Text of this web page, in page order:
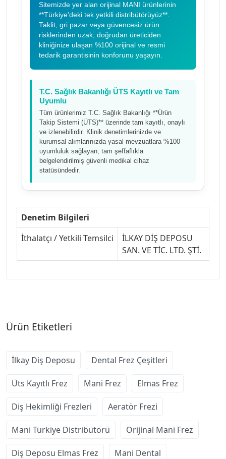
Sitemizde yer alan orijinal MANI ürünlerinin
**Türkiye'deki tek yetkili distribütörüyüz**.
Taklit, gri pazar veya güvencesiz ürün
risklerinden uzak; doğrudan üreticiden
kliniğinize ulaşan %100 orijinal ve resmi
tedarik garantisinin konforunu yaşayın.
T.C. Sağlık Bakanlığı ÜTS Kayıtlı ve Tam
Uyumlu
Tüm ürünlerimiz T.C. Sağlık Bakanlığı **Ürün
Takip Sistemi (ÜTS)** üzerinde tam kayıtlı, onaylı
ve izlenebilirdir. Klinik denetimlerinizde ve
kurumsal alımlarınızda yasal mevzuatlara %100
uyumluluk sağlayan, tam şeffaflıkla
belgelendirilmiş güvenli medikal cihaz
statüsündedir.
Denetim Bilgileri
İthalatçı / Yetkili Temsilci
İLKAY DİŞ DEPOSU
SAN. VE TİC. LTD. ŞTİ.
Ürün Etiketleri
İlkay Diş Deposu Dental Frez Çeşitleri
Üts Kayıtlı Frez Mani Frez Elmas Frez
Diş Hekimliği Frezleri Aeratör Frezi
Mani Türkiye Distribütörü Orijinal Mani Frez
Diş Deposu Elmas Frez Mani Dental